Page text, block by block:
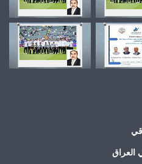
العراق